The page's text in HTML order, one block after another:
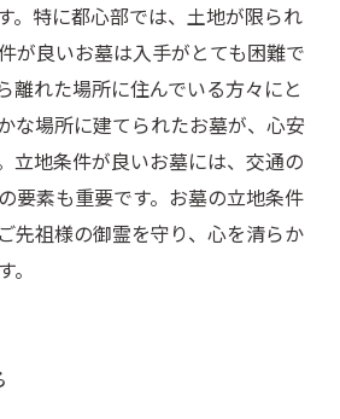
。特に都心部では、土地が限られ
が良いお墓は入手がとても困難で
離れた場所に住んでいる方々にと
な場所に建てられたお墓が、心安
立地条件が良いお墓には、交通の
要素も重要です。お墓の立地条件
先祖様の御霊を守り、心を清らか